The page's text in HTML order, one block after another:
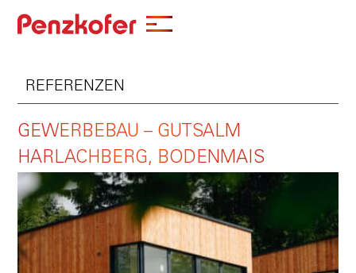
REFERENZEN
GEWERBEBAU – GUTSALM
HARLACHBERG, BODENMAIS